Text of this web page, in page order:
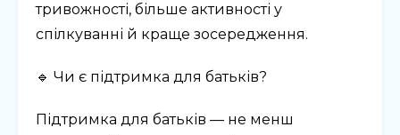
тривожності, більше активності у
спілкуванні й краще зосередження.
🔹 Чи є підтримка для батьків?
Підтримка для батьків — не менш